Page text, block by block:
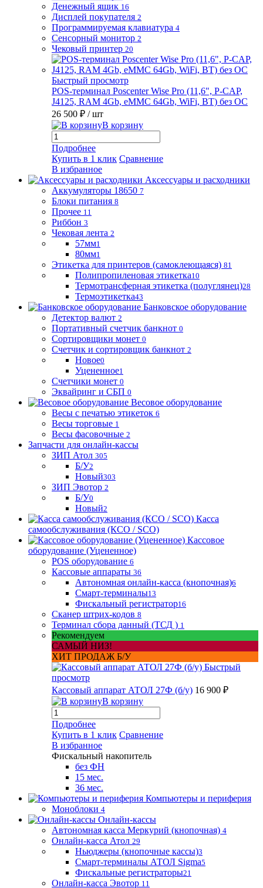
Денежный ящик 16
Дисплей покупателя 2
Программируемая клавиатура 4
Сенсорный монитор 2
Чековый принтер 20
Быстрый просмотр
POS-терминал Poscenter Wise Pro (11,6", P-CAP,
J4125, RAM 4Gb, eMMC 64Gb, WiFi, BT) без ОС
26 500 ₽ / шт
В корзину
Подробнее
Купить в 1 клик Сравнение
В избранное
Аксессуары и расходники
Аккумуляторы 18650 7
Блоки питания 8
Прочее 11
Риббон 3
Чековая лента 2
57мм1
80мм1
Этикетка для принтеров (самоклеющаяся) 81
Полипропиленовая этикетка10
Термотрансферная этикетка (полуглянец)28
Термоэтикетка43
Банковское оборудование
Детектор валют 2
Портативный счетчик банкнот 0
Сортировщики монет 0
Счетчик и сортировщик банкнот 2
Новое0
Уцененное1
Счетчики монет 0
Эквайринг и СБП 0
Весовое оборудование
Весы с печатью этикеток 6
Весы торговые 1
Весы фасовочные 2
Запчасти для онлайн-кассы
ЗИП Атол 305
Б/У2
Новый303
ЗИП Эвотор 2
Б/У0
Новый2
Касса
самообслуживания (КСО / SCO)
Кассовое
оборудование (Уцененное)
POS оборудование 6
Кассовые аппараты 36
Автономная онлайн-касса (кнопочная)6
Смарт-терминалы13
Фискальный регистратор16
Сканер штрих-кодов 8
Терминал сбора данный (ТСД ) 1
Рекомендуем
САМЫЙ НИЗ!
ХИТ ПРОДАЖ Б/У
Быстрый
просмотр
Кассовый аппарат АТОЛ 27Ф (б/у) 16 900 ₽
В корзину
Подробнее
Купить в 1 клик Сравнение
В избранное
Фискальный накопитель
без ФН
15 мес.
36 мес.
Компьютеры и периферия
Моноблоки 4
Онлайн-кассы
Автономная касса Меркурий (кнопочная) 4
Онлайн-касса Атол 29
Ньюджеры (кнопочные кассы)3
Смарт-терминалы АТОЛ Sigma5
Фискальные регистраторы21
Онлайн-касса Эвотор 11